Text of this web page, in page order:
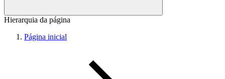
Hierarquia da página
Página inicial